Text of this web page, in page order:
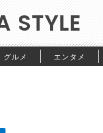
STYLE
グルメ エンタメ